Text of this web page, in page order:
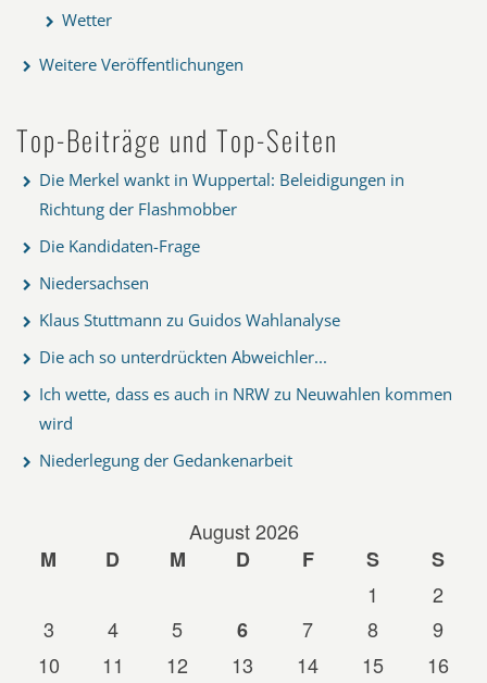
Wetter
Weitere Veröffentlichungen
Top-Beiträge und Top-Seiten
Die Merkel wankt in Wuppertal: Beleidigungen in
Richtung der Flashmobber
Die Kandidaten-Frage
Niedersachsen
Klaus Stuttmann zu Guidos Wahlanalyse
Die ach so unterdrückten Abweichler...
Ich wette, dass es auch in NRW zu Neuwahlen kommen
wird
Niederlegung der Gedankenarbeit
August 2026
M
D M D F S
S
1
2
3
4 5 6 7 8
9
10
11 12 13 14 15
16